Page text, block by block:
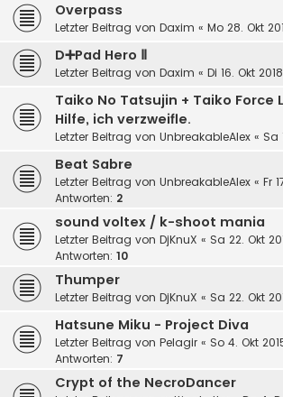
Overpass
Letzter Beitrag von Daxim « Mo 28. Okt
D➕Pad Hero Ⅱ
Letzter Beitrag von Daxim « Di 16. Okt
Taiko No Tatsujin + Taiko Force
Hilfe, ich verzweifle.
Letzter Beitrag von UnbreakableAlex « Sa
Beat Sabre
Letzter Beitrag von UnbreakableAlex « Fr
Antworten: 2
sound voltex / k-shoot mania
Letzter Beitrag von DjKnuX « Sa 22. Okt
Antworten: 10
Thumper
Letzter Beitrag von DjKnuX « Sa 22. Okt
Hatsune Miku - Project Diva
Letzter Beitrag von Pelagir « So 4. Okt
Antworten: 7
Crypt of the NecroDancer